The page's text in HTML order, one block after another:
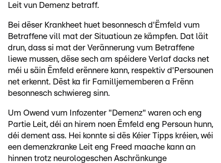
Leit vun Demenz betraff.
Bei dëser Krankheet huet besonnesch d'Ëmfeld vum
Betraffene vill mat der Situatioun ze kämpfen. Dat läit
drun, dass si mat der Verännerung vum Betraffene
liewe mussen, dëse sech am spéidere Verlaf dacks net
méi u säin Ëmfeld erënnere kann, respektiv d'Persounen
net erkennt. Dëst ka fir Familljememberen a Frënn
besonnesch schwiereg sinn.
Um Owend vum Infozenter "Demenz" waren och eng
Partie Leit, déi an hirem noen Ëmfeld eng Persoun hunn,
déi dement ass. Hei konnte si dës Kéier Tipps kréien, wéi
een demenzkranke Leit eng Freed maache kann an
hinnen trotz neurologeschen Aschränkunge